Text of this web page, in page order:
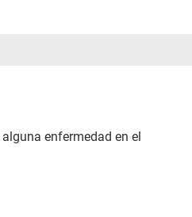
enfermedad en el